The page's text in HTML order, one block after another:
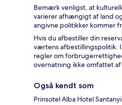
Bemærk venligst, at
varierer afhængigt af land
angivne politikker kommer
Hvis du afbestiller din
værtens afbestillingspolitik.
regler om
overnatning ikke omfattet
Også kendt som
Prinsotel Alba Hotel Santanyi